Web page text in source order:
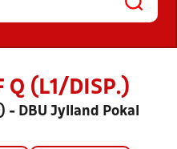
Q (L1/DISP.)
- DBU Jylland Pokal